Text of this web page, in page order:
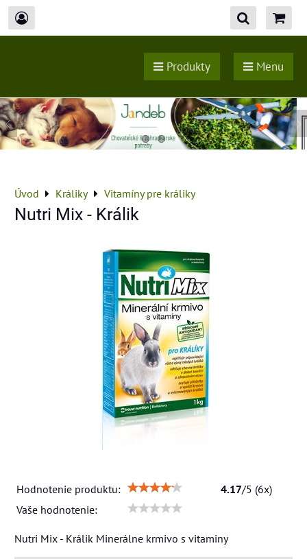
Produkty Menu
Úvod Králiky Vitamíny pre králiky
Nutri Mix - Králik
Hodnotenie produktu: 4.17/5 (6x)
Vaše hodnotenie:
Nutri Mix - Králik Minerálne krmivo s vitaminy